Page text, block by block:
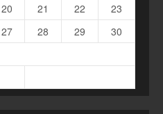
20 21 22
23
27 28 29
30